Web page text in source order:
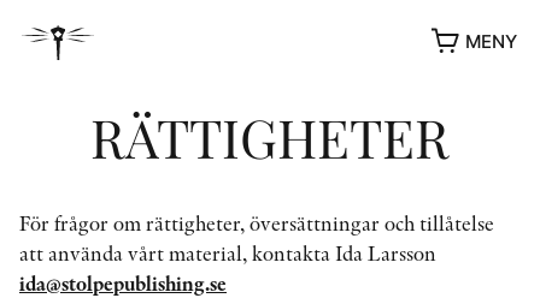
MENY
RÄTTIGHETER
För frågor om rättigheter, översättningar och tillåtelse
att använda vårt material, kontakta Ida Larsson
ida@stolpepublishing.se